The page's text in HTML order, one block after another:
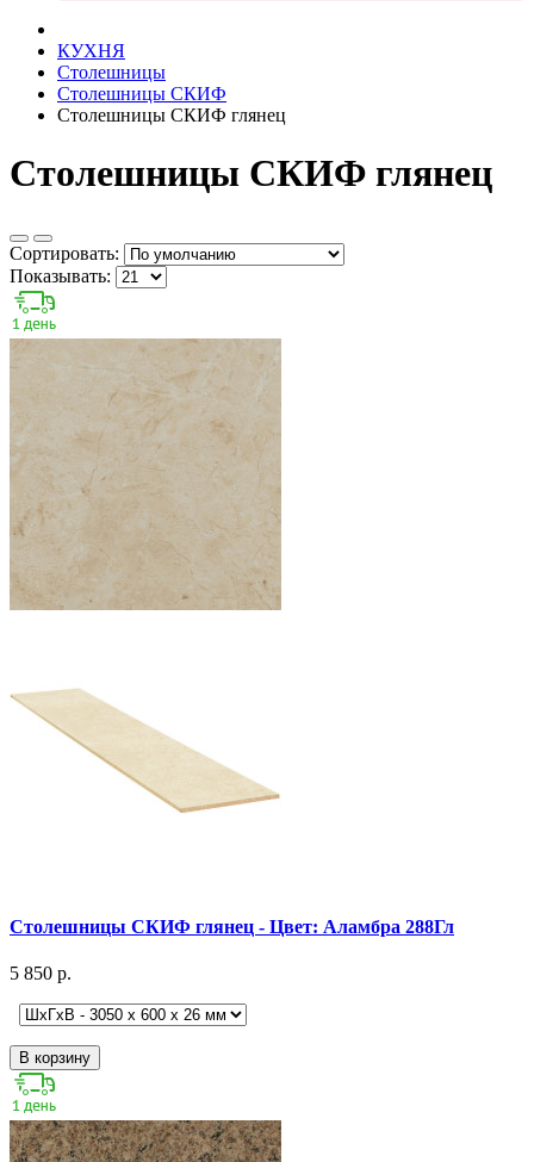
КУХНЯ
Столешницы
Столешницы СКИФ
Столешницы СКИФ глянец
Столешницы СКИФ глянец
Сортировать:
Показывать:
Столешницы СКИФ глянец - Цвет: Аламбра 288Гл
5 850 р.
В корзину